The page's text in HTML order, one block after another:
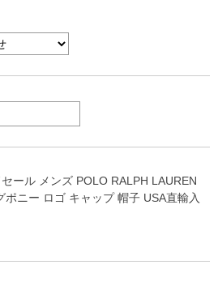
セール メンズ POLO RALPH LAUREN
ニー ロゴ キャップ 帽子 USA直輸入